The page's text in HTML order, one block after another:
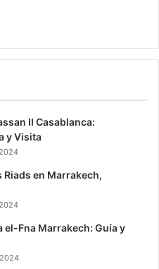
II Casablanca:
y Visita
Riads en Marrakech,
el-Fna Marrakech: Guía y